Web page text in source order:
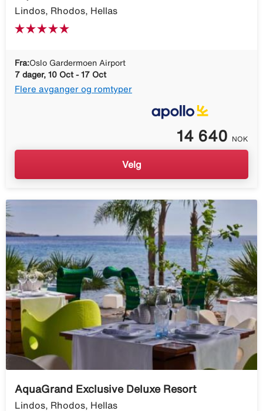
Lindos, Rhodos, Hellas
Fra:Oslo Gardermoen Airport
7 dager, 10 Oct - 17 Oct
Flere avganger og romtyper
14 640 NOK
Velg
AquaGrand Exclusive Deluxe Resort
Lindos, Rhodos, Hellas